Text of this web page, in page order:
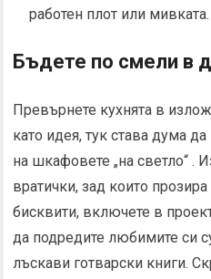
работен плот или мивката.
Бъдете по смели в
Превърнете кухнята в
като идея, тук става дума
на шкафовете „на светло“ .
вратички, зад които
бисквити, включете в
да подредите любимите си
лъскави готварски книги.